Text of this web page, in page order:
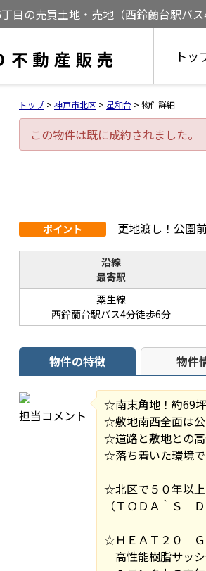
目の売買土地・売地（西鈴蘭台駅バ
トッ
トップ > 神戸市北区 > 星和台 > 物件詳細
この物件は既に成約されました。
ポイント 更地渡し！公園
沿線
最寄駅
粟生線
西鈴蘭台駅バス4分徒歩6分
物件の特徴 物件
担当コメント
☆南東角地！約69
☆敷地南西全面は
☆道路と敷地との
☆落ち着いた環境
☆北区で５０年以
（ＴＯＤＡ｀Ｓ
☆ＨＥＡＴ２０ Ｇ
高性能樹脂サッ